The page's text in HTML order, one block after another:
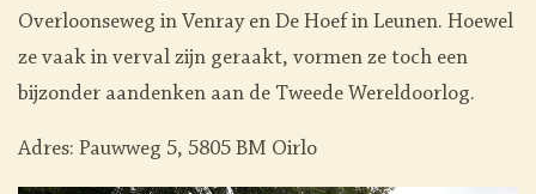
Overloonseweg in Venray en De Hoef in Leunen. Hoewel
ze vaak in verval zijn geraakt, vormen ze toch een
bijzonder aandenken aan de Tweede Wereldoorlog.
Adres: Pauwweg 5, 5805 BM Oirlo